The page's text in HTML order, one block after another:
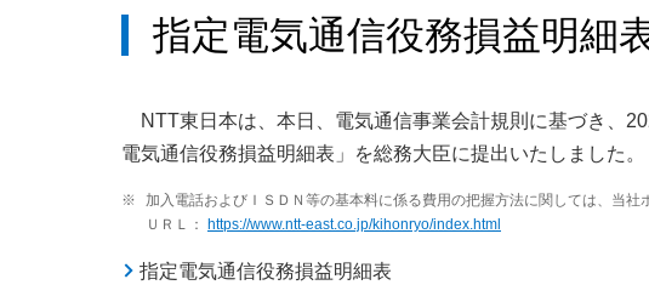
指定電気通信役務損益明細
NTT東日本は、本日、電気通信事業会計規則に基づき、
電気通信役務損益明細表」を総務大臣に提出いたしました。
※
加入電話およびＩＳＤＮ等の基本料に係る費用の把握方法に関しては、当社
ＵＲＬ： https://www.ntt-east.co.jp/kihonryo/index.html
指定電気通信役務損益明細表